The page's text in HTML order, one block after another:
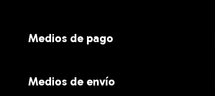
Medios de pago
Medios de envío